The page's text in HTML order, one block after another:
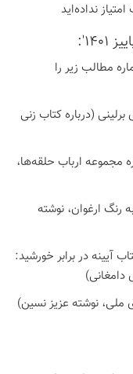
نداده‌اید
مطالب زیر را
برلینی (درباره کتاب زنی
مجموعه ارباب حلقه‌ها،
رنگ ارغوان، نوشته
آیینه در برابر خورشید:
دامغانی)
ملی، نوشته عزیز نسین)